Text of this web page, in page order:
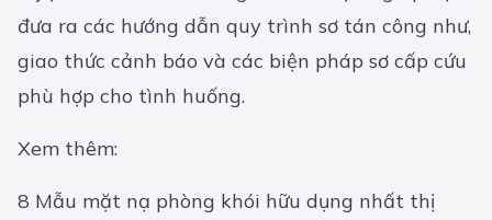
đưa ra các hướng dẫn quy trình sơ tán công như,
giao thức cảnh báo và các biện pháp sơ cấp cứu
phù hợp cho tình huống.
Xem thêm:
8 Mẫu mặt nạ phòng khói hữu dụng nhất thị